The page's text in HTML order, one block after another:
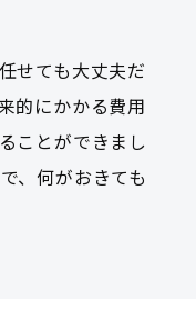
せても大丈夫だ
的にかかる費用
ことができまし
、何がおきても